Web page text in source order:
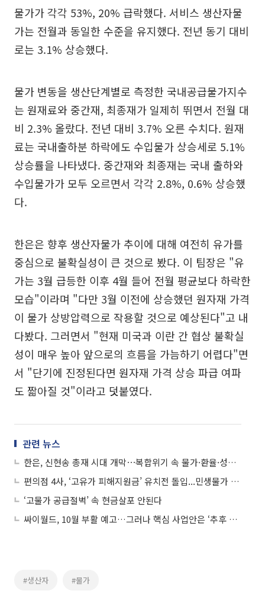
물가가 각각 53%, 20% 급락했다. 서비스 생산자물
가는 전월과 동일한 수준을 유지했다. 전년 동기 대비
로는 3.1% 상승했다.
물가 변동을 생산단계별로 측정한 국내공급물가지수
는 원재료와 중간재, 최종재가 일제히 뛰면서 전월 대
비 2.3% 올랐다. 전년 대비 3.7% 오른 수치다. 원재
료는 국내출하분 하락에도 수입물가 상승세로 5.1%
상승률을 나타냈다. 중간재와 최종재는 국내 출하와
수입물가가 모두 오르면서 각각 2.8%, 0.6% 상승했
다.
한은은 향후 생산자물가 추이에 대해 여전히 유가를
중심으로 불확실성이 큰 것으로 봤다. 이 팀장은 "유
가는 3월 급등한 이후 4월 들어 전월 평균보다 하락한
모습"이라며 "다만 3월 이전에 상승했던 원자재 가격
이 물가 상방압력으로 작용할 것으로 예상된다"고 내
다봤다. 그러면서 "현재 미국과 이란 간 협상 불확실
성이 매우 높아 앞으로의 흐름을 가늠하기 어렵다"면
서 "단기에 진정된다면 원자재 가격 상승 파급 여파
도 짧아질 것"이라고 덧붙였다.
관련 뉴스
한은, 신현송 총재 시대 개막⋯복합위기 속 물가·환율·성장 균형찾기 '과제'
편의점 4사, ‘고유가 피해지원금’ 유치전 돌입...민생물가 최전선 지킨다
‘고물가 공급절벽’ 속 현금살포 안된다
싸이월드, 10월 부활 예고…그러나 핵심 사업안은 ‘추후 공개’
#생산자 #물가